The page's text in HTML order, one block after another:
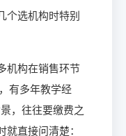
个选机构时特别
机构在销售环节
有多年教学经
，往往要缴费之
直接问清楚：